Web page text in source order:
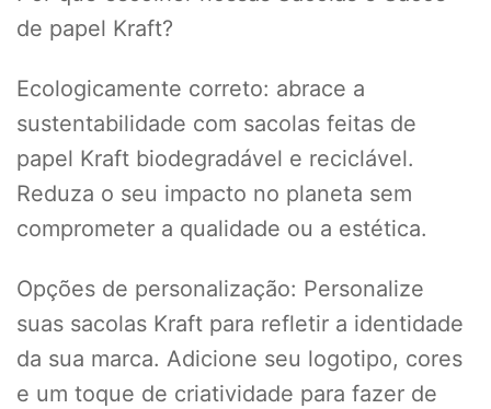
de papel Kraft?
Ecologicamente correto: abrace a
sustentabilidade com sacolas feitas de
papel Kraft biodegradável e reciclável.
Reduza o seu impacto no planeta sem
comprometer a qualidade ou a estética.
Opções de personalização: Personalize
suas sacolas Kraft para refletir a identidade
da sua marca. Adicione seu logotipo, cores
e um toque de criatividade para fazer de